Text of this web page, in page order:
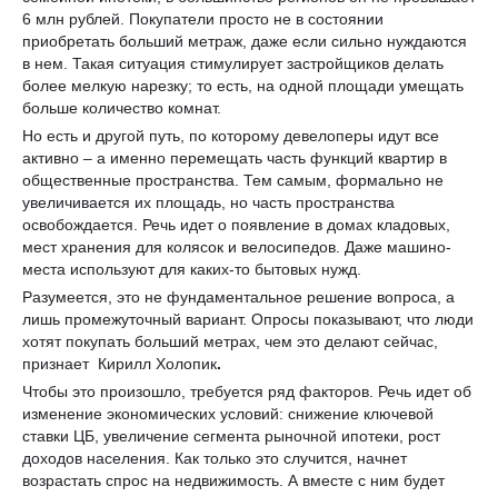
6 млн рублей. Покупатели просто не в состоянии
приобретать больший метраж, даже если сильно нуждаются
в нем. Такая ситуация стимулирует застройщиков делать
более мелкую нарезку; то есть, на одной площади умещать
больше количество комнат.
Но есть и другой путь, по которому девелоперы идут все
активно – а именно перемещать часть функций квартир в
общественные пространства. Тем самым, формально не
увеличивается их площадь, но часть пространства
освобождается. Речь идет о появление в домах кладовых,
мест хранения для колясок и велосипедов. Даже машино-
места используют для каких-то бытовых нужд.
Разумеется, это не фундаментальное решение вопроса, а
лишь промежуточный вариант. Опросы показывают, что люди
хотят покупать больший метрах, чем это делают сейчас,
признает Кирилл Холопик.
Чтобы это произошло, требуется ряд факторов. Речь идет об
изменение экономических условий: снижение ключевой
ставки ЦБ, увеличение сегмента рыночной ипотеки, рост
доходов населения. Как только это случится, начнет
возрастать спрос на недвижимость. А вместе с ним будет